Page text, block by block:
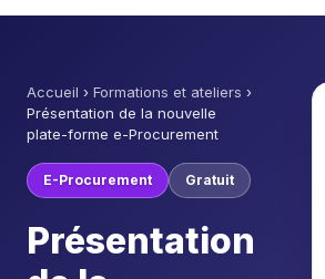
Accueil › Formations et ateliers ›
Présentation de la nouvelle
plate-forme e-Procurement
E-Procurement Gratuit
Présentation